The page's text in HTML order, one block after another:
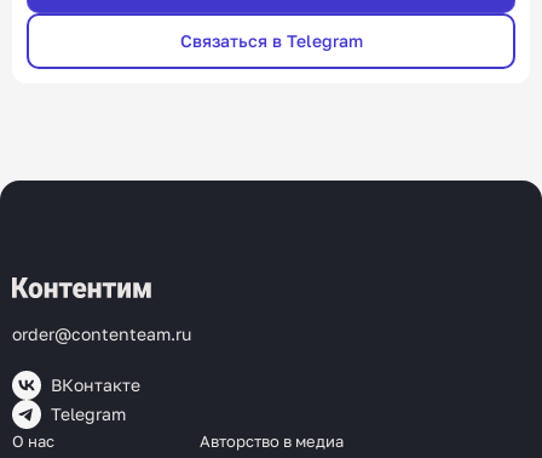
Связаться в Telegram
order@contenteam.ru
ВКонтакте
Telegram
О нас
Авторство в медиа